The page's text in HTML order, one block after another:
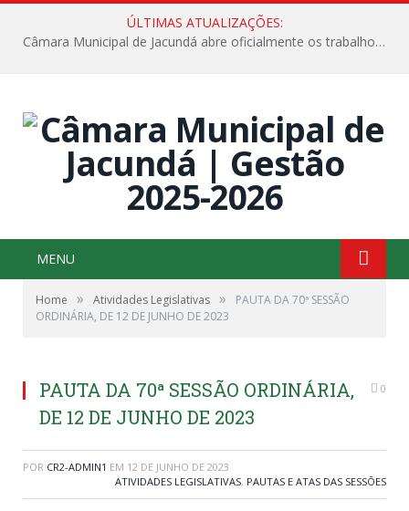
ÚLTIMAS ATUALIZAÇÕES:
Câmara Municipal de Jacundá abre oficialmente os trabalhos legislativos de 2026
MENU
Home » Atividades Legislativas »
PAUTA DA 70ª SESSÃO
ORDINÁRIA, DE 12 DE JUNHO DE 2023
PAUTA DA 70ª SESSÃO ORDINÁRIA,
DE 12 DE JUNHO DE 2023
0
POR CR2-ADMIN1 EM 12 DE JUNHO DE 2023
ATIVIDADES LEGISLATIVAS, PAUTAS E ATAS DAS SESSÕES